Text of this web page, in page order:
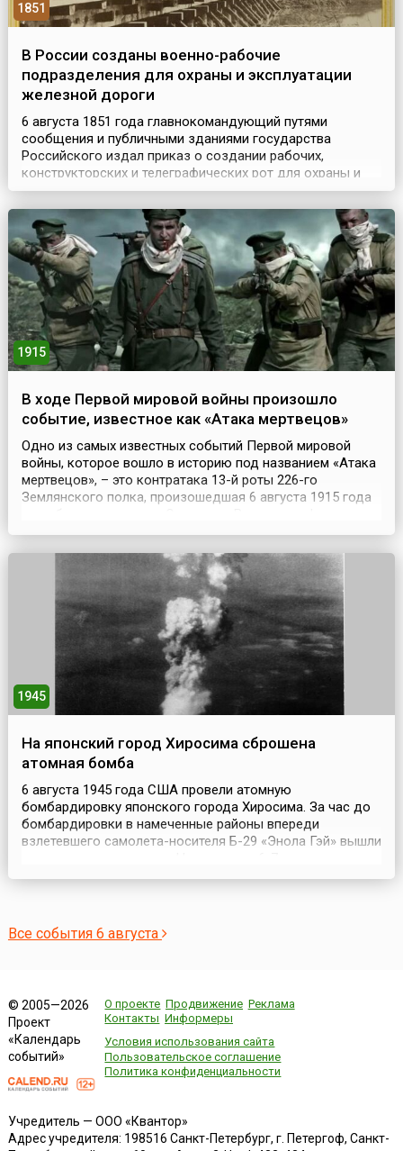
1851
В России созданы военно-рабочие
подразделения для охраны и эксплуатации
железной дороги
6 августа 1851 года главнокомандующий путями
сообщения и публичными зданиями государства
Российского издал приказ о создании рабочих,
конструкторских и телеграфических рот для охраны и
эксплуатации Санкт-Петербурго-Московской железной
дороги. Они впоследствии и стали основой
железнодорожных войск России. Изначально было
сформировано 14 отдельных военно-рабочих, две
кондукторские и одна телегра...
1915
В ходе Первой мировой войны произошло
событие, известное как «Атака мертвецов»
Одно из самых известных событий Первой мировой
войны, которое вошло в историю под названием «Атака
мертвецов», – это контратака 13-й роты 226-го
Землянского полка, произошедшая 6 августа 1915 года
когда при отражении немецкой газовой атаки около
семитысячное немецкое войско. Небольшая русская
1945
На японский город Хиросима сброшена
атомная бомба
6 августа 1945 года США провели атомную
бомбардировку японского города Хиросима. За час до
бомбардировки в намеченные районы впереди
взлетевшего самолета-носителя Б-29 «Энола Гэй» вышли
самолета-носителя следовал самолет с аппаратурой,
результаты взрыва. ...
Все события 6 августа
© 2005—2026
Проект
«Календарь
событий»
О проекте Продвижение Реклама
Контакты Информеры
Условия использования сайта
Пользовательское соглашение
Политика конфиденциальности
Учредитель — ООО «Квантор»
Адрес учредителя: 198516 Санкт-Петербург, г. Петергоф, Санкт-